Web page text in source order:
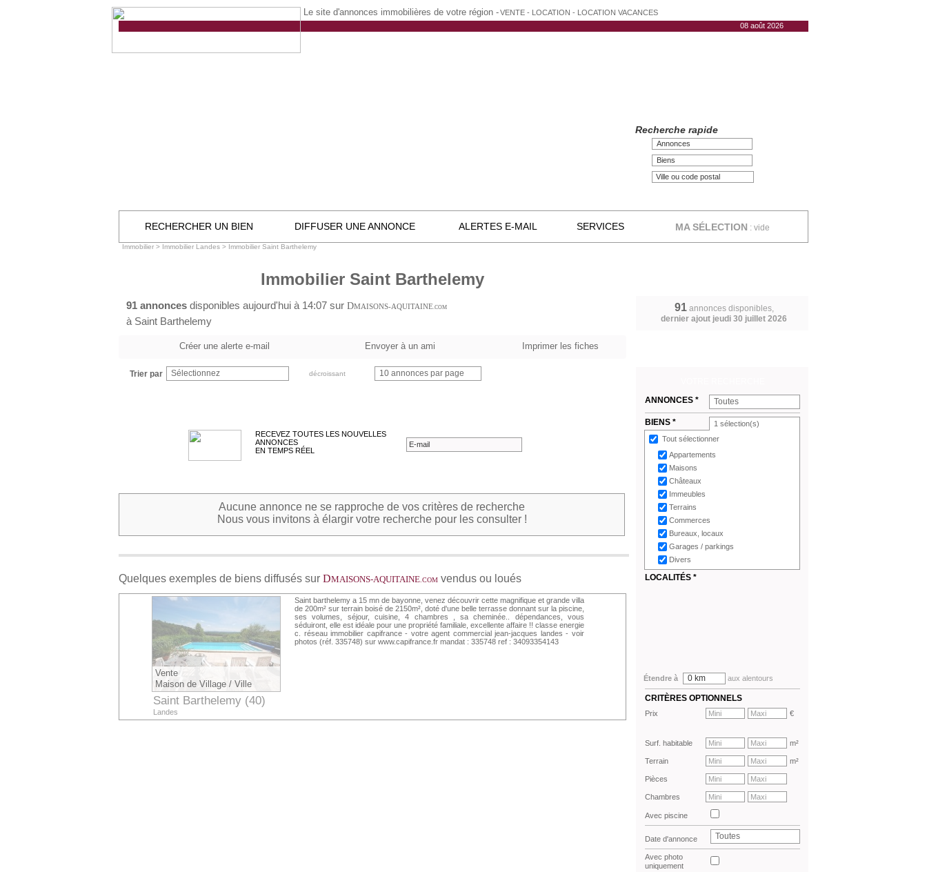
Le site d'annonces immobilières de votre région -VENTE - LOCATION - LOCATION VACANCES
08 août 2026
Recherche rapide
Annonces
Biens
RECHERCHER UN BIEN DIFFUSER UNE ANNONCE ALERTES E-MAIL SERVICES MA SÉLECTION : vide
Immobilier > Immobilier Landes > Immobilier Saint Barthelemy
Immobilier Saint Barthelemy
91 annonces disponibles aujourd'hui à 14:07 sur DMAISONS-AQUITAINE.COM
à Saint Barthelemy
91annonces disponibles,
dernier ajout jeudi 30 juillet 2026
Créer une alerte e-mail Envoyer à un ami Imprimer les fiches
Trier par Sélectionnez décroissant 10 annonces par page
RECEVEZ TOUTES LES NOUVELLES
ANNONCES
EN TEMPS RÉEL
Aucune annonce ne se rapproche de vos critères de recherche
Nous vous invitons à élargir votre recherche pour les consulter !
Quelques exemples de biens diffusés sur DMAISONS-AQUITAINE .COM vendus ou loués
Vente
Maison de Village / Ville
Saint Barthelemy (40)
Landes
Saint barthelemy a 15 mn de bayonne, venez découvrir cette magnifique et grande villa
de 200m² sur terrain boisé de 2150m², doté d'une belle terrasse donnant sur la piscine,
ses volumes, séjour, cuisine, 4 chambres , sa cheminée.. dépendances, vous
séduiront, elle est idéale pour une propriété familiale, excellente affaire !! classe energie
c. réseau immobilier capifrance - votre agent commercial jean-jacques landes - voir
photos (réf. 335748) sur www.capifrance.fr mandat : 335748 ref : 34093354143
ANNONCES *
Toutes
BIENS * 1 sélection(s)
Tout sélectionner
Appartements
Maisons
Châteaux
Immeubles
Terrains
Commerces
Bureaux, locaux
Garages / parkings
Divers
LOCALITÉS *
Étendre à 0 km aux alentours
CRITÈRES OPTIONNELS
Prix €
Surf. habitable m²
Terrain m²
Pièces
Chambres
Avec piscine
Date d'annonce Toutes
Avec photo
uniquement